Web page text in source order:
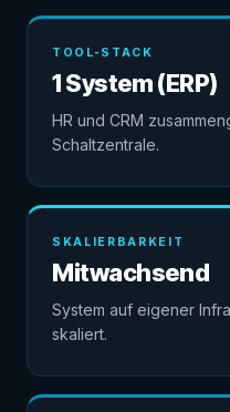
TOOL-STACK
1 System (ERP)
HR und CRM
Schaltzentrale.
SKALIERBARKEIT
Mitwachsend
System auf eigener
skaliert.